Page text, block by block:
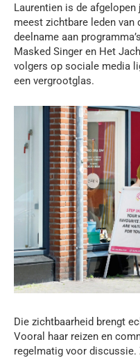
Laurentien is de
meest zichtbare leden
deelname aan
Masked Singer en Het
volgers op sociale media
een vergrootglas.
Die zichtbaarheid brengt
Vooral haar reizen en
regelmatig voor discussie.